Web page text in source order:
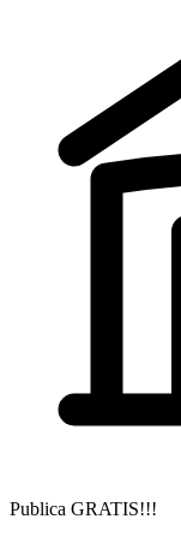
Publica GRATIS!!!